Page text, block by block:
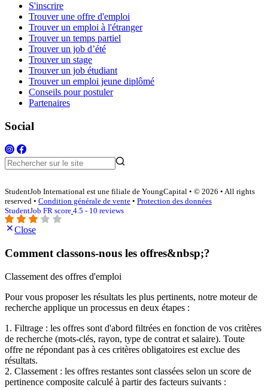
S'inscrire
Trouver une offre d'emploi
Trouver un emploi à l'étranger
Trouver un temps partiel
Trouver un job d’été
Trouver un stage
Trouver un job étudiant
Trouver un emploi jeune diplômé
Conseils pour postuler
Partenaires
Social
StudentJob International est une filiale de YoungCapital • © 2026 • All rights
reserved • Condition générale de vente • Protection des données
StudentJob FR score 4.5 - 10 reviews
Close
Comment classons-nous les offres&nbsp;?
Classement des offres d'emploi
Pour vous proposer les résultats les plus pertinents, notre moteur de
recherche applique un processus en deux étapes :
1. Filtrage : les offres sont d'abord filtrées en fonction de vos critères
de recherche (mots-clés, rayon, type de contrat et salaire). Toute
offre ne répondant pas à ces critères obligatoires est exclue des
résultats.
2. Classement : les offres restantes sont classées selon un score de
pertinence composite calculé à partir des facteurs suivants :